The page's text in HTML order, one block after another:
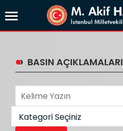
BASIN AÇIKLAMALARI